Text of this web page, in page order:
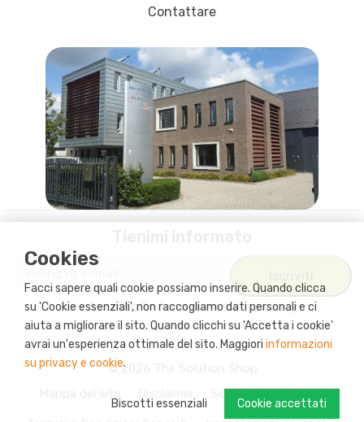
Cookies
Facci sapere quali cookie possiamo inserire. Quando clicca
su 'Cookie essenziali', non raccogliamo dati personali e ci
aiuta a migliorare il sito. Quando clicchi su 'Accetta i cookie'
avrai un'esperienza ottimale del sito. Maggiori informazioni
su privacy e cookie.
Cookie accettati
Biscotti essenziali
Contattare
Accettol'informativa sulla privacy
© 2026 The Solution Shop
Sicurezza e Privacy